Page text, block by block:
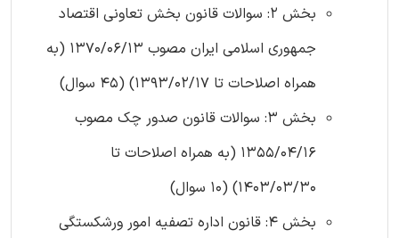
بخش 2: سوالات قانون بخش تعاونی اقتصاد
جمهوری اسلامی ایران مصوب 1370/06/13 (به
همراه اصلاحات تا 1393/02/17) (45 سوال)
بخش 3: سوالات قانون صدور چک مصوب
1355/04/16 (به همراه اصلاحات تا
1403/03/30) (10 سوال)
بخش 4: قانون اداره تصفیه امور ورشکستگی